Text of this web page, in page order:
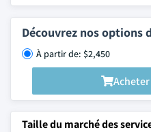
Découvrez nos options
À partir de: $2,450
Taille du marché des